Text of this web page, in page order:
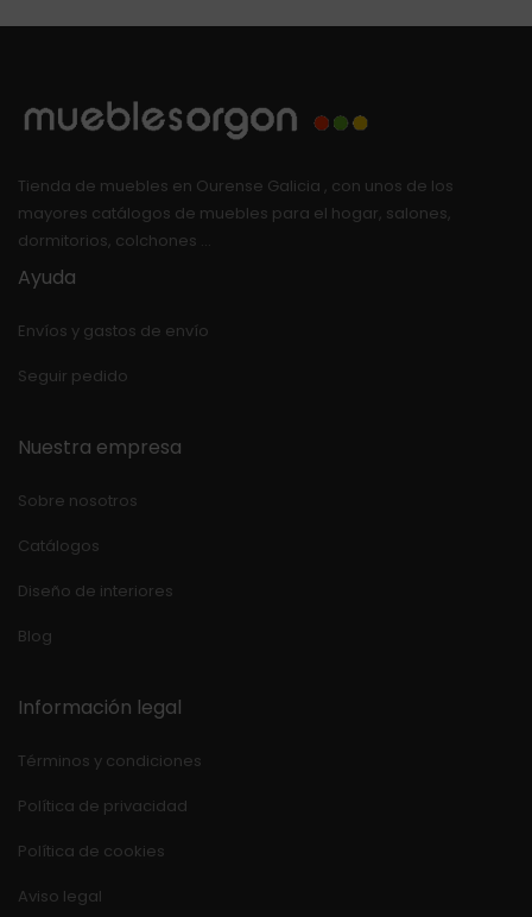
Tienda de muebles en Ourense Galicia , con unos de los
mayores catálogos de muebles para el hogar, salones,
dormitorios, colchones …
Ayuda
Envíos y gastos de envío
Seguir pedido
Nuestra empresa
Sobre nosotros
Catálogos
Diseño de interiores
Blog
Información legal
Términos y condiciones
Política de privacidad
Política de cookies
Aviso legal